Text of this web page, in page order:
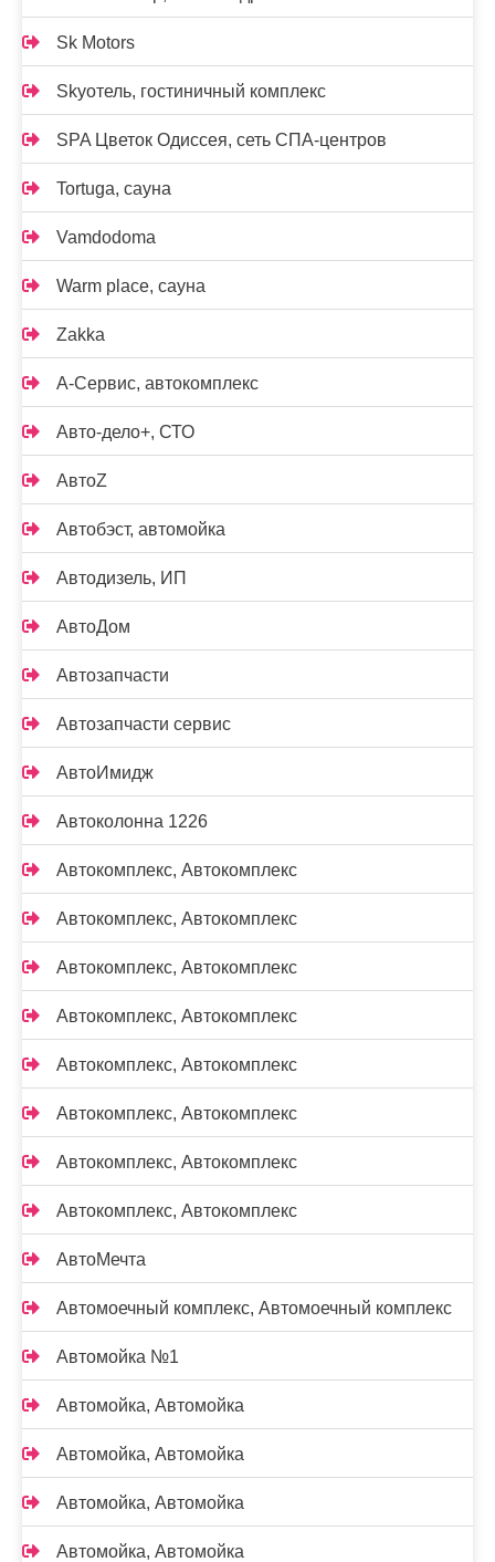
Sk Motors
Skyотель, гостиничный комплекс
SPA Цветок Одиссея, сеть СПА-центров
Tortuga, сауна
Vamdodoma
Warm place, сауна
Zakka
А-Сервис, автокомплекс
Авто-дело+, СТО
АвтоZ
Автобэст, автомойка
Автодизель, ИП
АвтоДом
Автозапчасти
Автозапчасти сервис
АвтоИмидж
Автоколонна 1226
Автокомплекс, Автокомплекс
Автокомплекс, Автокомплекс
Автокомплекс, Автокомплекс
Автокомплекс, Автокомплекс
Автокомплекс, Автокомплекс
Автокомплекс, Автокомплекс
Автокомплекс, Автокомплекс
Автокомплекс, Автокомплекс
АвтоМечта
Автомоечный комплекс, Автомоечный комплекс
Автомойка №1
Автомойка, Автомойка
Автомойка, Автомойка
Автомойка, Автомойка
Автомойка, Автомойка